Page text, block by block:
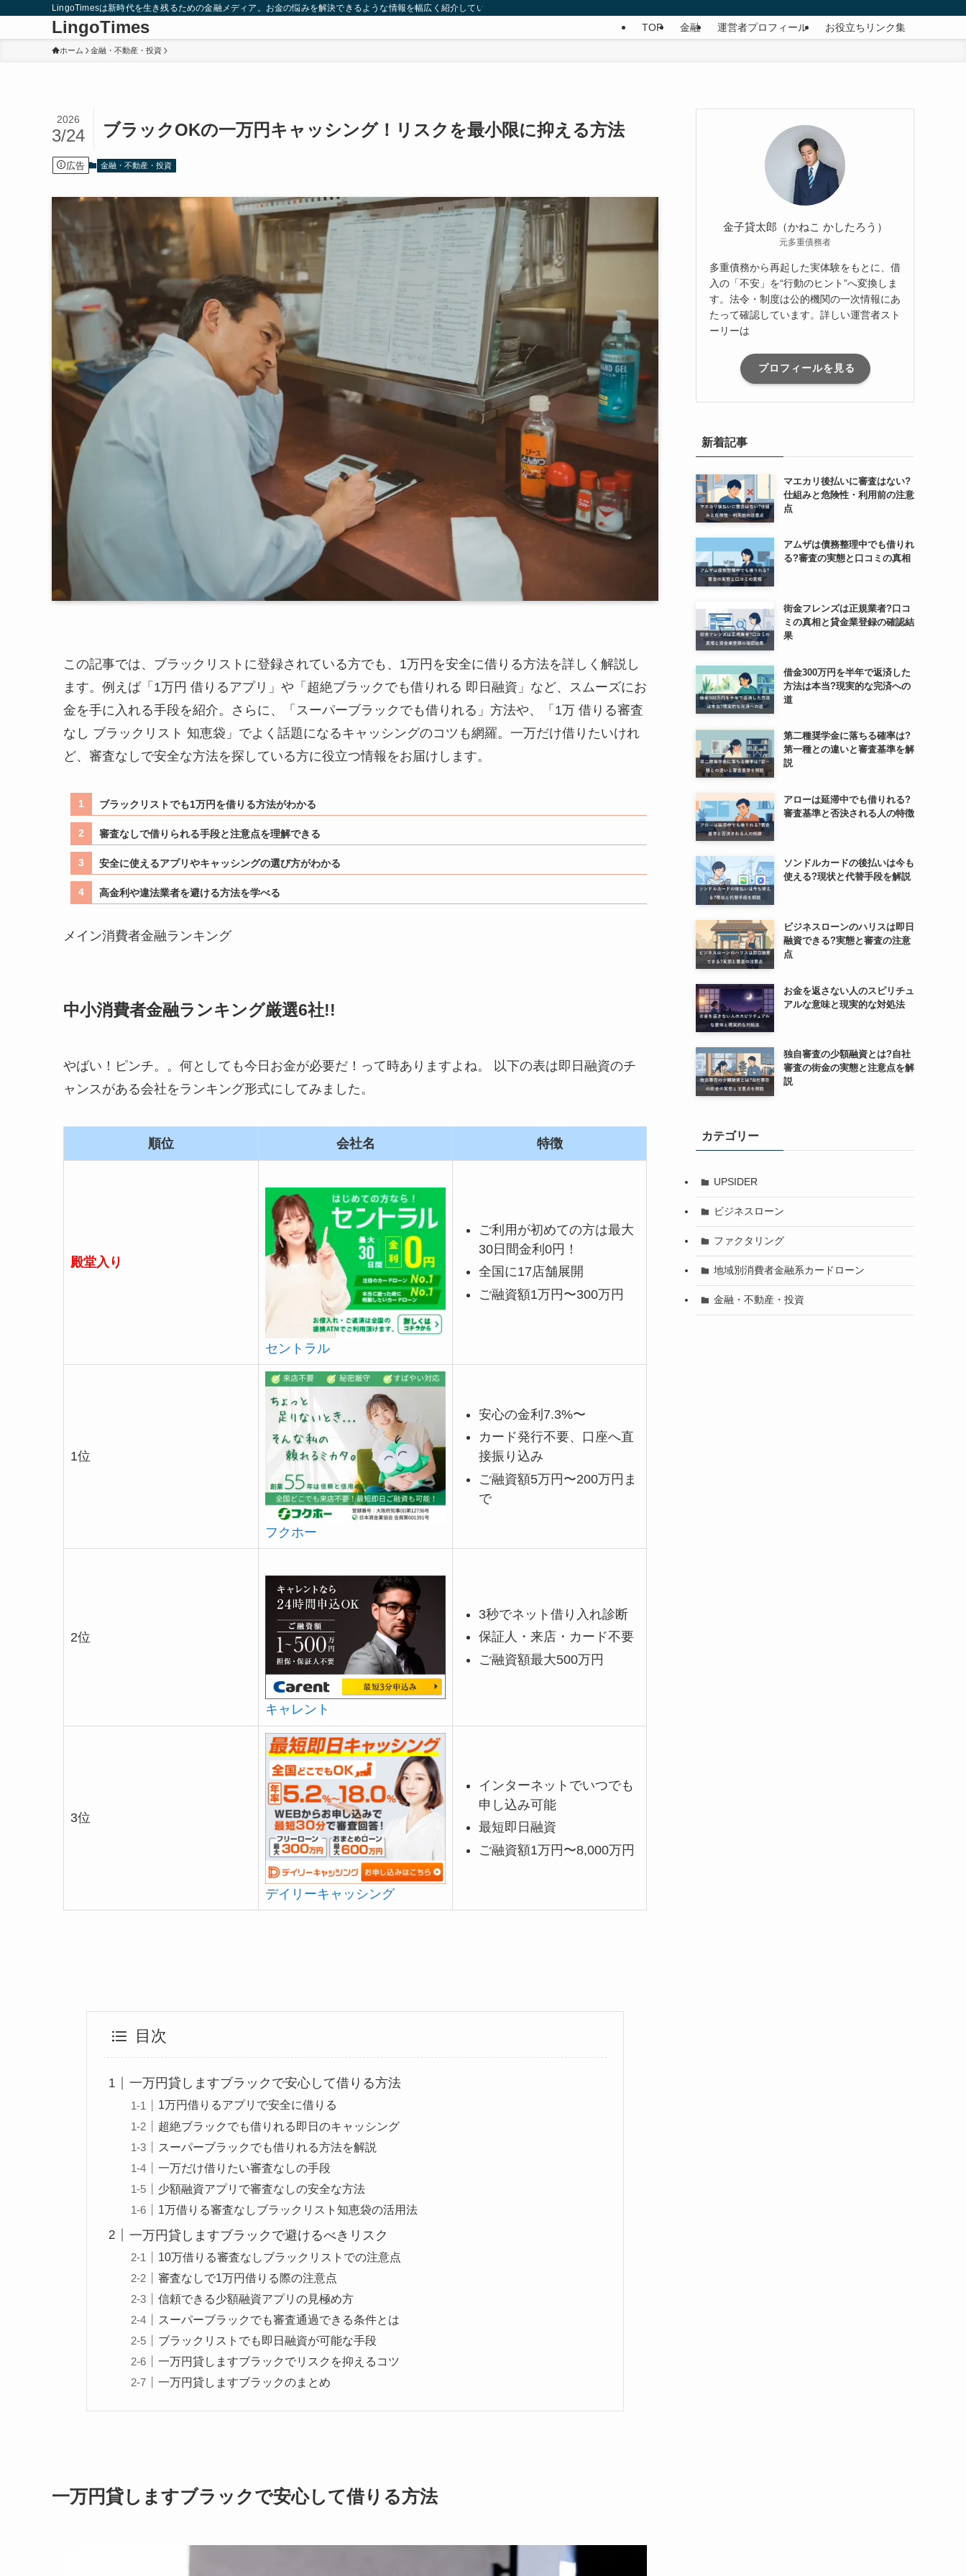
LingoTimesは新時代を生き残るための金融メディア。お金の悩みを解決できるような情報を幅広く紹介していきます。
LingoTimes TOP 金融 運営者プロフィール お役立ちリンク集
ホーム 金融・不動産・投資
ブラックOKの一万円キャッシング！リスクを最小限に抑える方法
2026
3/24
広告 金融・不動産・投資
この記事では、ブラックリストに登録されている方でも、1万円を安全に借りる方法を詳しく解説し
ます。例えば「1万円 借りるアプリ」や「超絶ブラックでも借りれる 即日融資」など、スムーズにお
金を手に入れる手段を紹介。さらに、「スーパーブラックでも借りれる」方法や、「1万 借りる審査
なし ブラックリスト 知恵袋」でよく話題になるキャッシングのコツも網羅。一万だけ借りたいけれ
ど、審査なしで安全な方法を探している方に役立つ情報をお届けします。
ブラックリストでも1万円を借りる方法がわかる
審査なしで借りられる手段と注意点を理解できる
安全に使えるアプリやキャッシングの選び方がわかる
高金利や違法業者を避ける方法を学べる
メイン消費者金融ランキング
中小消費者金融ランキング厳選6社!!
やばい！ピンチ。。何としても今日お金が必要だ！って時ありますよね。 以下の表は即日融資のチ
ャンスがある会社をランキング形式にしてみました。
順位 会社名 特徴
殿堂入り
セントラル
ご利用が初めての方は最大
30日間金利0円！
全国に17店舗展開
ご融資額1万円〜300万円
1位
フクホー
安心の金利7.3%〜
カード発行不要、口座へ直
接振り込み
ご融資額5万円〜200万円ま
で
2位
キャレント
3秒でネット借り入れ診断
保証人・来店・カード不要
ご融資額最大500万円
3位
デイリーキャッシング
インターネットでいつでも
申し込み可能
最短即日融資
ご融資額1万円〜8,000万円
目次
一万円貸しますブラックで安心して借りる方法
1万円借りるアプリで安全に借りる
超絶ブラックでも借りれる即日のキャッシング
スーパーブラックでも借りれる方法を解説
一万だけ借りたい審査なしの手段
少額融資アプリで審査なしの安全な方法
1万借りる審査なしブラックリスト知恵袋の活用法
一万円貸しますブラックで避けるべきリスク
10万借りる審査なしブラックリストでの注意点
審査なしで1万円借りる際の注意点
信頼できる少額融資アプリの見極め方
スーパーブラックでも審査通過できる条件とは
ブラックリストでも即日融資が可能な手段
一万円貸しますブラックでリスクを抑えるコツ
一万円貸しますブラックのまとめ
一万円貸しますブラックで安心して借りる方法
金子貸太郎（かねこ かしたろう）
元多重債務者
多重債務から再起した実体験をもとに、借
入の「不安」を“行動のヒント”へ変換しま
す。法令・制度は公的機関の一次情報にあ
たって確認しています。詳しい運営者スト
ーリーは
プロフィールを見る
新着記事
マエカリ後払いに審査はない?
仕組みと危険性・利用前の注意
点
アムザは債務整理中でも借りれ
る?審査の実態と口コミの真相
街金フレンズは正規業者?口コ
ミの真相と貸金業登録の確認結
果
借金300万円を半年で返済した
方法は本当?現実的な完済への
道
第二種奨学金に落ちる確率は?
第一種との違いと審査基準を解
説
アローは延滞中でも借りれる?
審査基準と否決される人の特徴
ソンドルカードの後払いは今も
使える?現状と代替手段を解説
ビジネスローンのハリスは即日
融資できる?実態と審査の注意
点
お金を返さない人のスピリチュ
アルな意味と現実的な対処法
独自審査の少額融資とは?自社
審査の街金の実態と注意点を解
説
カテゴリー
UPSIDER
ビジネスローン
ファクタリング
地域別消費者金融系カードローン
金融・不動産・投資